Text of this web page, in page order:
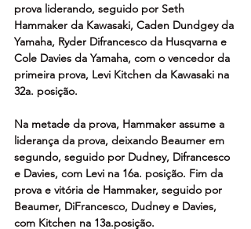
prova liderando, seguido por Seth
Hammaker da Kawasaki, Caden Dundgey da
Yamaha, Ryder Difrancesco da Husqvarna e
Cole Davies da Yamaha, com o vencedor da
primeira prova, Levi Kitchen da Kawasaki na
32a. posição.
Na metade da prova, Hammaker assume a
liderança da prova, deixando Beaumer em
segundo, seguido por Dudney, Difrancesco
e Davies, com Levi na 16a. posição. Fim da
prova e vitória de Hammaker, seguido por
Beaumer, DiFrancesco, Dudney e Davies,
com Kitchen na 13a.posição.